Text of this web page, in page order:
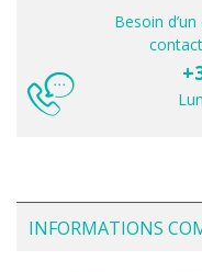
Besoin
INFORMATIONS